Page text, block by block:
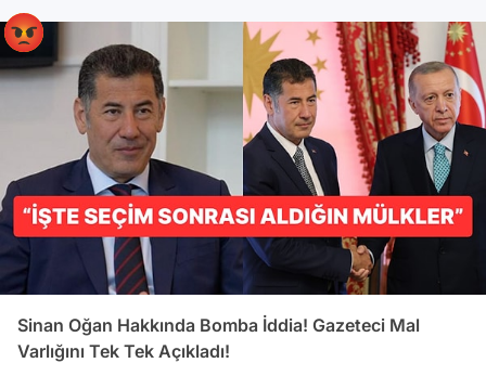
Sinan Oğan Hakkında Bomba İddia! Gazeteci Mal
Varlığını Tek Tek Açıkladı!